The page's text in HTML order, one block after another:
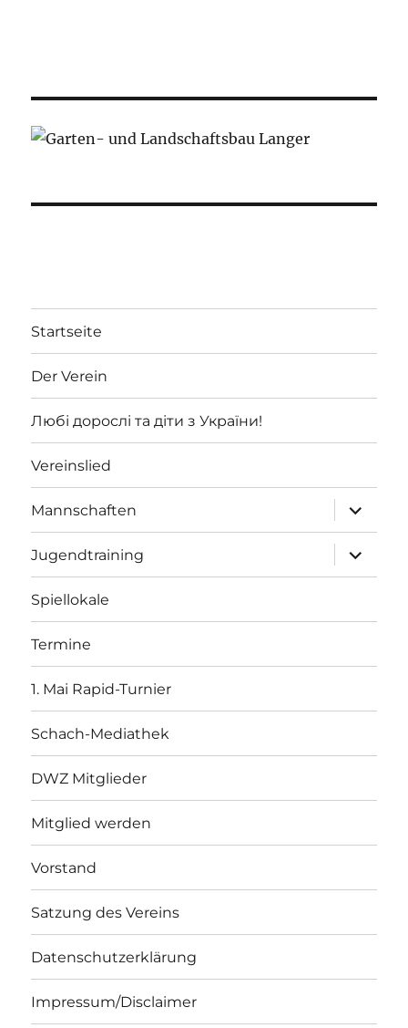
Startseite
Der Verein
Любі дорослі та діти з України!
Vereinslied
Mannschaften
öffnen
Jugendtraining
öffnen
Spiellokale
Termine
1. Mai Rapid-Turnier
Schach-Mediathek
DWZ Mitglieder
Mitglied werden
Vorstand
Satzung des Vereins
Datenschutzerklärung
Impressum/Disclaimer